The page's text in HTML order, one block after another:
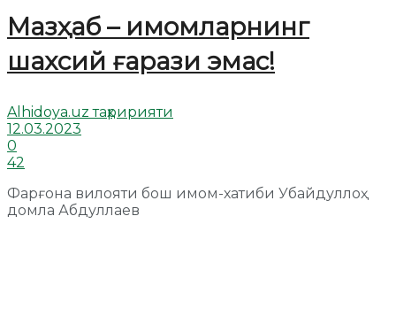
Мазҳаб – имомларнинг
шахсий ғарази эмас!
Alhidoya.uz таҳририяти
12.03.2023
0
42
Фарғона вилояти бош имом-хатиби Убайдуллоҳ
домла Абдуллаев